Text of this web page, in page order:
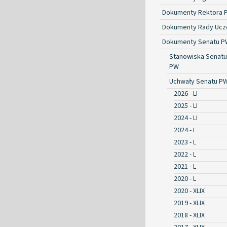
Dokumenty Rektora
Dokumenty Rady
Dokumenty Senatu
Stanowiska Senatu
PW
Uchwały Senatu
2026 - LI
2025 - LI
2024 - LI
2024 - L
2023 - L
2022 - L
2021 - L
2020 - L
2020 - XLIX
2019 - XLIX
2018 - XLIX